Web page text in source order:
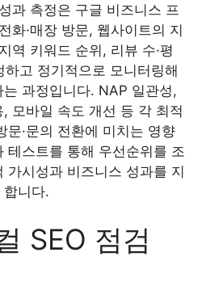
과 측정은 구글 비즈니스 프
화·매장 방문, 웹사이트의 지
역 키워드 순위, 리뷰 수·평
하고 정기적으로 모니터링해
과정입니다. NAP 일관성,
모바일 속도 개선 등 각 최적
문·문의 전환에 미치는 영향
테스트를 통해 우선순위를 조
가시성과 비즈니스 성과를 지
합니다.
SEO 점검